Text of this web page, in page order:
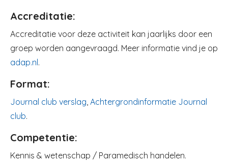
Accreditatie:
Accreditatie voor deze activiteit kan jaarlijks door een
groep worden aangevraagd. Meer informatie vind je op
adap.nl.
Format:
Journal club verslag Achtergrondinformatie Journal
club.
Competentie:
Kennis & wetenschap / Paramedisch handelen.